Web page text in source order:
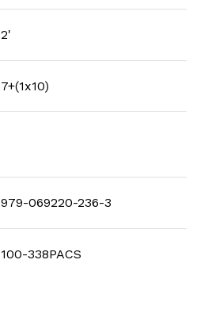
2'
7+(1x10)
979-069220-236-3
100-338PACS